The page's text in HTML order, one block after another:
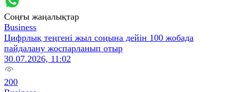
Соңғы жаңалықтар
Business
Цифрлық теңгені жыл соңына дейін 100 жобада
пайдалану жоспарланып отыр
30.07.2026, 11:02
200